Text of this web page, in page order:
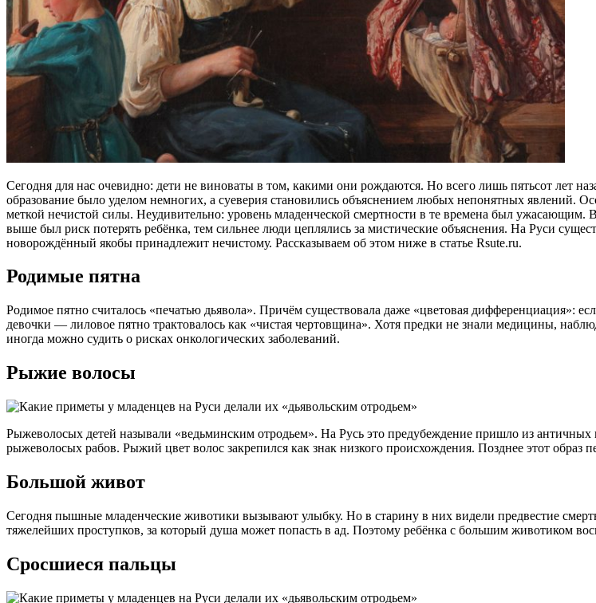
Сегодня для нас очевидно: дети не виноваты в том, какими они рождаются. Но всего лишь пятьсот лет
образование было уделом немногих, а суеверия становились объяснением любых непонятных явлений.
меткой нечистой силы. Неудивительно: уровень младенческой смертности в те времена был
выше был риск потерять ребёнка, тем сильнее люди цеплялись за мистические объяснения. На Руси
новорождённый якобы принадлежит нечистому. Рассказываем об этом ниже в статье Rsute.ru.
Родимые пятна
Родимое пятно считалось «печатью дьявола». Причём существовала даже «цветовая дифференциация»:
девочки — лиловое пятно трактовалось как «чистая чертовщина». Хотя предки не знали медицины,
иногда можно судить о рисках онкологических заболеваний.
Рыжие волосы
Рыжеволосых детей называли «ведьминским отродьем». На Русь это предубеждение пришло из
рыжеволосых рабов. Рыжий цвет волос закрепился как знак низкого происхождения. Позднее этот образ
Большой живот
Сегодня пышные младенческие животики вызывают улыбку. Но в старину в них видели предвестие
тяжелейших проступков, за который душа может попасть в ад. Поэтому ребёнка с большим животиком
Сросшиеся пальцы